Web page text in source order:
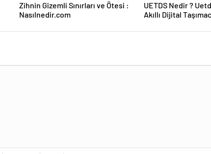
Zihnin Gizemli Sınırları ve Ötesi :
Nasılnedir.com
UETDS Nedir ?
Akıllı Dijital